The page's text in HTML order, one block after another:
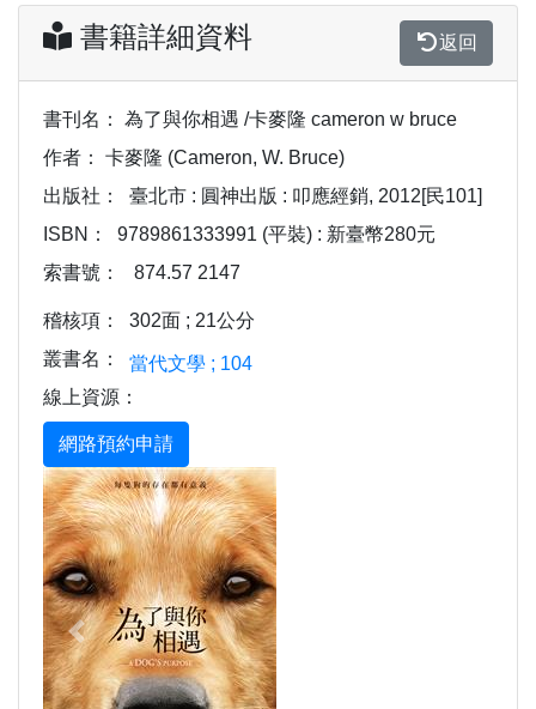
書籍詳細資料 返回
書刊名：
為了與你相遇 /卡麥隆 cameron w bruce
作者：
卡麥隆 (Cameron, W. Bruce)
出版社：
臺北市 : 圓神出版 : 叩應經銷, 2012[民101]
ISBN：
9789861333991 (平裝) : 新臺幣280元
索書號：
874.57 2147
稽核項：
302面 ; 21公分
叢書名：
當代文學 ; 104
線上資源：
Previous